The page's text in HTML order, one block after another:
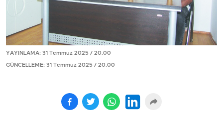
YAYINLAMA: 31 Temmuz 2025 / 20.00
GÜNCELLEME: 31 Temmuz 2025 / 20.00